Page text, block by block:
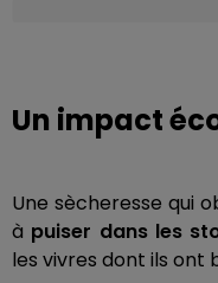
Un impact
Une sècheresse qui
à puiser dans les
les vivres dont ils ont